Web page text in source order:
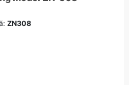
ZN308